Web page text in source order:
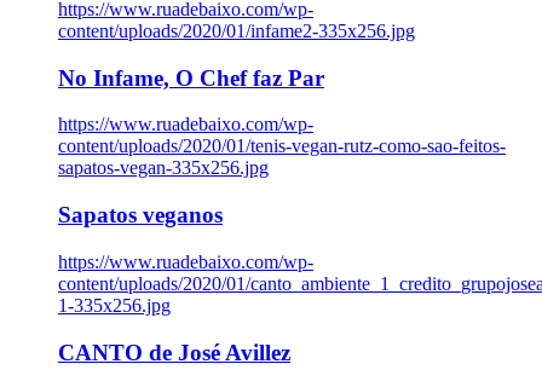
https://www.ruadebaixo.com/wp-
content/uploads/2020/01/infame2-335x256.jpg
No Infame, O Chef faz Par
https://www.ruadebaixo.com/wp-
content/uploads/2020/01/tenis-vegan-rutz-como-sao-feitos-
sapatos-vegan-335x256.jpg
Sapatos veganos
https://www.ruadebaixo.com/wp-
content/uploads/2020/01/
1-335x256.jpg
CANTO de José Avillez